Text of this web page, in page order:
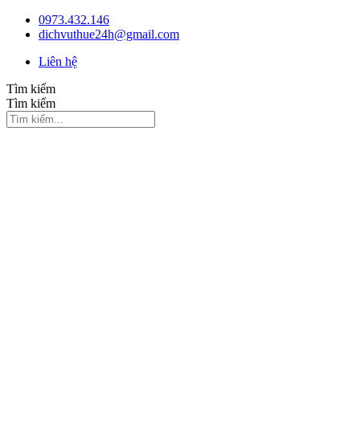
Chuyển
dung
0973.432.146
dichvuthue24h@gmail.com
Liên hệ
Tìm kiếm
Tìm kiếm